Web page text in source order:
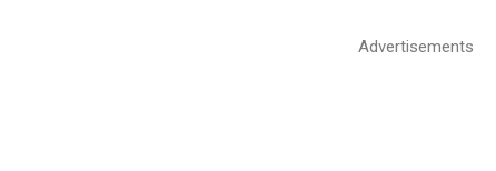
Advertisements